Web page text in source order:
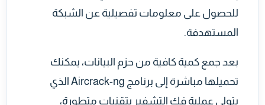
للحصول على معلومات تفصيلية عن الشبكة
المستهدفة.
بعد جمع كمية كافية من حزم البيانات، يمكنك
تحميلها مباشرة إلى برنامج Aircrack-ng الذي
يتولى عملية فك التشفير بتقنيات متطورة،